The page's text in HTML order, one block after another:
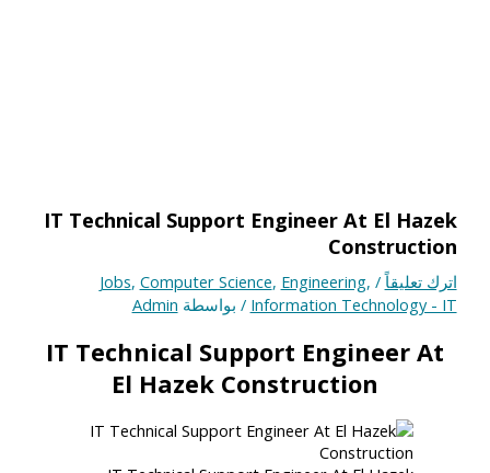
IT Technical Support Engineer At El Hazek
Construction
اترك تعليقاً /
Jobs, Computer Science, Engineering,
Information Technology - IT / بواسطة Admin
IT Technical Support Engineer At
El Hazek Construction